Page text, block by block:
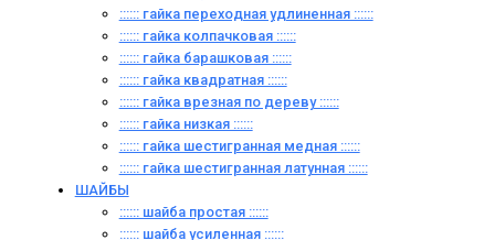
:::::: гайка переходная удлиненная ::::::
:::::: гайка колпачковая ::::::
:::::: гайка барашковая ::::::
:::::: гайка квадратная ::::::
:::::: гайка врезная по дереву ::::::
:::::: гайка низкая ::::::
:::::: гайка шестигранная медная ::::::
:::::: гайка шестигранная латунная ::::::
ШАЙБЫ
:::::: шайба простая ::::::
:::::: шайба усиленная ::::::